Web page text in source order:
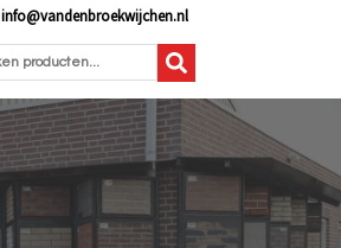
info@vandenbroekwijchen.nl
Zoeken producten...